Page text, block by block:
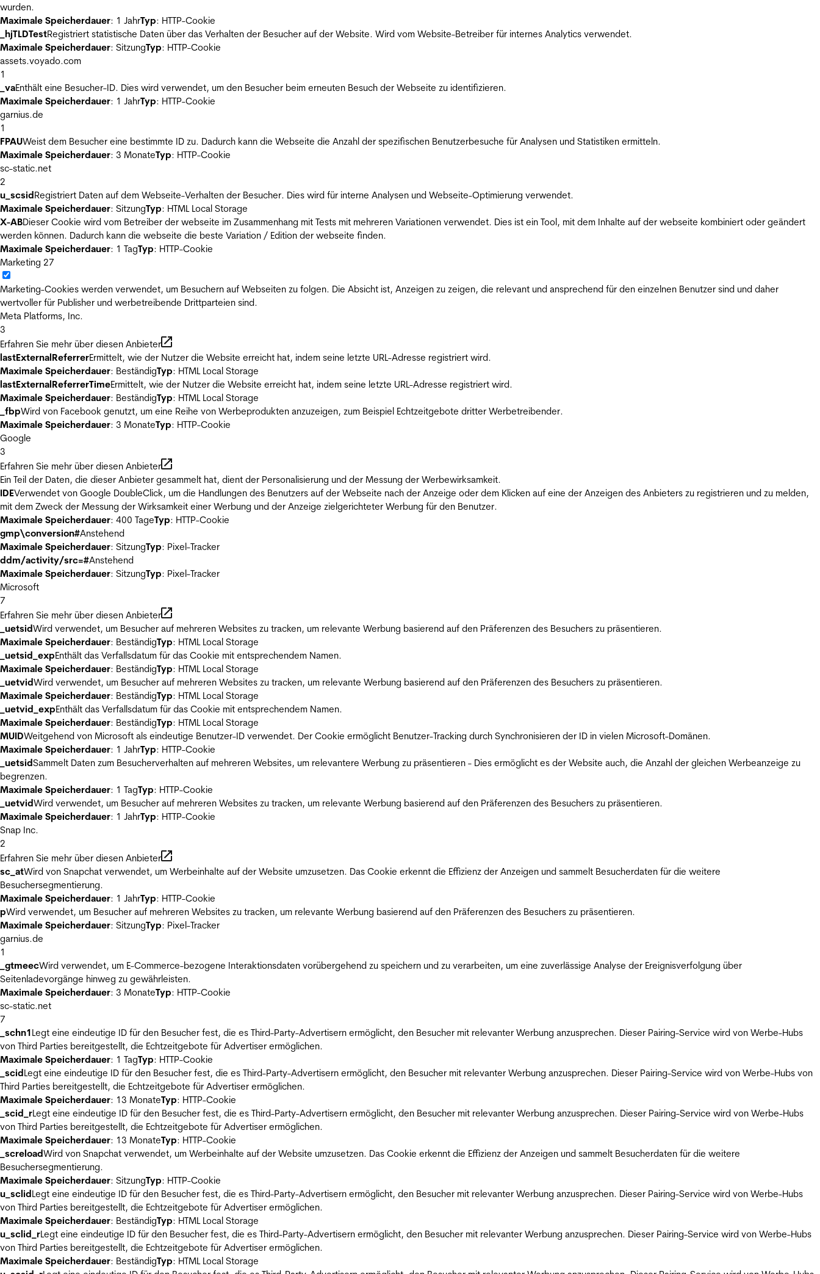
wurden.
Maximale Speicherdauer: 1 JahrTyp: HTTP-Cookie
_hjTLDTestRegistriert statistische Daten über das Verhalten der Besucher auf der Website. Wird vom Website-Betreiber für internes Analytics verwendet.
Maximale Speicherdauer: SitzungTyp: HTTP-Cookie
assets.voyado.com
1
_vaEnthält eine Besucher-ID. Dies wird verwendet, um den Besucher beim erneuten Besuch der Webseite zu identifizieren.
Maximale Speicherdauer: 1 JahrTyp: HTTP-Cookie
garnius.de
1
FPAUWeist dem Besucher eine bestimmte ID zu. Dadurch kann die Webseite die Anzahl der spezifischen Benutzerbesuche für Analysen und Statistiken ermitteln.
Maximale Speicherdauer: 3 MonateTyp: HTTP-Cookie
sc-static.net
2
u_scsidRegistriert Daten auf dem Webseite-Verhalten der Besucher. Dies wird für interne Analysen und Webseite-Optimierung verwendet.
Maximale Speicherdauer: SitzungTyp: HTML Local Storage
X-ABDieser Cookie wird vom Betreiber der webseite im Zusammenhang mit Tests mit mehreren Variationen verwendet. Dies ist ein Tool, mit dem Inhalte auf der webseite kombiniert oder geändert
werden können. Dadurch kann die webseite die beste Variation / Edition der webseite finden.
Maximale Speicherdauer: 1 TagTyp: HTTP-Cookie
Marketing 27
Marketing-Cookies werden verwendet, um Besuchern auf Webseiten zu folgen. Die Absicht ist, Anzeigen zu zeigen, die relevant und ansprechend für den einzelnen Benutzer sind und daher
wertvoller für Publisher und werbetreibende Drittparteien sind.
Meta Platforms, Inc.
3
Erfahren Sie mehr über diesen Anbieter
lastExternalReferrerErmittelt, wie der Nutzer die Website erreicht hat, indem seine letzte URL-Adresse registriert wird.
Maximale Speicherdauer: BeständigTyp: HTML Local Storage
lastExternalReferrerTimeErmittelt, wie der Nutzer die Website erreicht hat, indem seine letzte URL-Adresse registriert wird.
Maximale Speicherdauer: BeständigTyp: HTML Local Storage
_fbpWird von Facebook genutzt, um eine Reihe von Werbeprodukten anzuzeigen, zum Beispiel Echtzeitgebote dritter Werbetreibender.
Maximale Speicherdauer: 3 MonateTyp: HTTP-Cookie
Google
3
Erfahren Sie mehr über diesen Anbieter
Ein Teil der Daten, die dieser Anbieter gesammelt hat, dient der Personalisierung und der Messung der Werbewirksamkeit.
IDEVerwendet von Google DoubleClick, um die Handlungen des Benutzers auf der Webseite nach der Anzeige oder dem Klicken auf eine der Anzeigen des Anbieters zu registrieren und zu melden,
mit dem Zweck der Messung der Wirksamkeit einer Werbung und der Anzeige zielgerichteter Werbung für den Benutzer.
Maximale Speicherdauer: 400 TageTyp: HTTP-Cookie
gmp\conversion#Anstehend
Maximale Speicherdauer: SitzungTyp: Pixel-Tracker
ddm/activity/src=#Anstehend
Maximale Speicherdauer: SitzungTyp: Pixel-Tracker
Microsoft
7
Erfahren Sie mehr über diesen Anbieter
_uetsidWird verwendet, um Besucher auf mehreren Websites zu tracken, um relevante Werbung basierend auf den Präferenzen des Besuchers zu präsentieren.
Maximale Speicherdauer: BeständigTyp: HTML Local Storage
_uetsid_expEnthält das Verfallsdatum für das Cookie mit entsprechendem Namen.
Maximale Speicherdauer: BeständigTyp: HTML Local Storage
_uetvidWird verwendet, um Besucher auf mehreren Websites zu tracken, um relevante Werbung basierend auf den Präferenzen des Besuchers zu präsentieren.
Maximale Speicherdauer: BeständigTyp: HTML Local Storage
_uetvid_expEnthält das Verfallsdatum für das Cookie mit entsprechendem Namen.
Maximale Speicherdauer: BeständigTyp: HTML Local Storage
MUIDWeitgehend von Microsoft als eindeutige Benutzer-ID verwendet. Der Cookie ermöglicht Benutzer-Tracking durch Synchronisieren der ID in vielen Microsoft-Domänen.
Maximale Speicherdauer: 1 JahrTyp: HTTP-Cookie
_uetsidSammelt Daten zum Besucherverhalten auf mehreren Websites, um relevantere Werbung zu präsentieren - Dies ermöglicht es der Website auch, die Anzahl der gleichen Werbeanzeige zu
begrenzen.
Maximale Speicherdauer: 1 TagTyp: HTTP-Cookie
_uetvidWird verwendet, um Besucher auf mehreren Websites zu tracken, um relevante Werbung basierend auf den Präferenzen des Besuchers zu präsentieren.
Maximale Speicherdauer: 1 JahrTyp: HTTP-Cookie
Snap Inc.
2
Erfahren Sie mehr über diesen Anbieter
sc_atWird von Snapchat verwendet, um Werbeinhalte auf der Website umzusetzen. Das Cookie erkennt die Effizienz der Anzeigen und sammelt Besucherdaten für die weitere
Besuchersegmentierung.
Maximale Speicherdauer: 1 JahrTyp: HTTP-Cookie
pWird verwendet, um Besucher auf mehreren Websites zu tracken, um relevante Werbung basierend auf den Präferenzen des Besuchers zu präsentieren.
Maximale Speicherdauer: SitzungTyp: Pixel-Tracker
garnius.de
1
_gtmeecWird verwendet, um E-Commerce-bezogene Interaktionsdaten vorübergehend zu speichern und zu verarbeiten, um eine zuverlässige Analyse der Ereignisverfolgung über
Seitenladevorgänge hinweg zu gewährleisten.
Maximale Speicherdauer: 3 MonateTyp: HTTP-Cookie
sc-static.net
7
_schn1Legt eine eindeutige ID für den Besucher fest, die es Third-Party-Advertisern ermöglicht, den Besucher mit relevanter Werbung anzusprechen. Dieser Pairing-Service wird von Werbe-Hubs
von Third Parties bereitgestellt, die Echtzeitgebote für Advertiser ermöglichen.
Maximale Speicherdauer: 1 TagTyp: HTTP-Cookie
_scidLegt eine eindeutige ID für den Besucher fest, die es Third-Party-Advertisern ermöglicht, den Besucher mit relevanter Werbung anzusprechen. Dieser Pairing-Service wird von Werbe-Hubs von
Third Parties bereitgestellt, die Echtzeitgebote für Advertiser ermöglichen.
Maximale Speicherdauer: 13 MonateTyp: HTTP-Cookie
_scid_rLegt eine eindeutige ID für den Besucher fest, die es Third-Party-Advertisern ermöglicht, den Besucher mit relevanter Werbung anzusprechen. Dieser Pairing-Service wird von Werbe-Hubs
von Third Parties bereitgestellt, die Echtzeitgebote für Advertiser ermöglichen.
Maximale Speicherdauer: 13 MonateTyp: HTTP-Cookie
_screloadWird von Snapchat verwendet, um Werbeinhalte auf der Website umzusetzen. Das Cookie erkennt die Effizienz der Anzeigen und sammelt Besucherdaten für die weitere
Besuchersegmentierung.
Maximale Speicherdauer: SitzungTyp: HTTP-Cookie
u_sclidLegt eine eindeutige ID für den Besucher fest, die es Third-Party-Advertisern ermöglicht, den Besucher mit relevanter Werbung anzusprechen. Dieser Pairing-Service wird von Werbe-Hubs
von Third Parties bereitgestellt, die Echtzeitgebote für Advertiser ermöglichen.
Maximale Speicherdauer: BeständigTyp: HTML Local Storage
u_sclid_rLegt eine eindeutige ID für den Besucher fest, die es Third-Party-Advertisern ermöglicht, den Besucher mit relevanter Werbung anzusprechen. Dieser Pairing-Service wird von Werbe-Hubs
von Third Parties bereitgestellt, die Echtzeitgebote für Advertiser ermöglichen.
Maximale Speicherdauer: BeständigTyp: HTML Local Storage